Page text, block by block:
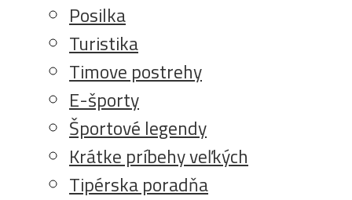
Posilka
Turistika
Timove postrehy
E-športy
Športové legendy
Krátke príbehy veľkých
Tipérska poradňa